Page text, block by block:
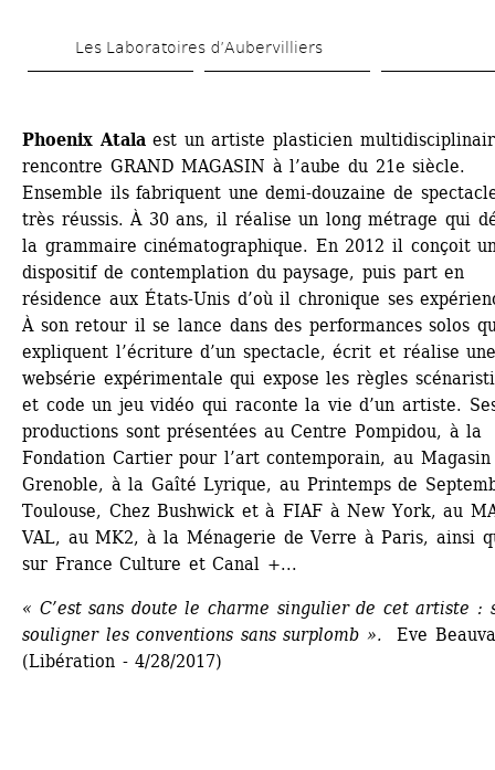
au
Les Laboratoires d’Aubervilliers
Phoenix Atalaest un artiste plasticien
rencontre GRAND MAGASIN à l’aube du 21e siècle.
Ensemble ils fabriquent une demi-douzaine de
très réussis. À 30 ans, il réalise un long métrage qui
la grammaire cinématographique. En 2012 il conçoit
dispositif de contemplation du paysage, puis part en
résidence aux États-Unis d’où il chronique ses
À son retour il se lance dans des performances solos
expliquent l’écriture d’un spectacle, écrit et réalise
websérie expérimentale qui expose les règles
et code un jeu vidéo qui raconte la vie d’un artiste.
productions sont présentées au Centre Pompidou, à la
Fondation Cartier pour l’art contemporain, au Magasin
Grenoble, à la Gaîté Lyrique, au Printemps de
Toulouse, Chez Bushwick et à FIAF à New York, au
VAL, au MK2, à la Ménagerie de Verre à Paris, ainsi
sur France Culture et Canal +...
« C’est sans doute le charme singulier de cet artiste :
souligner les conventions sans surplomb ». Eve
(Libération - 4/28/2017)